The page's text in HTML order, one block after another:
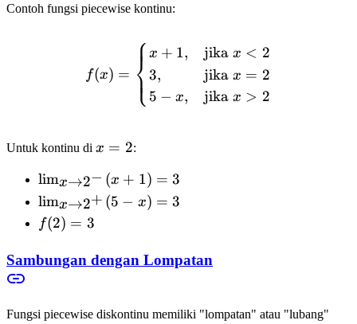
Contoh fungsi piecewise kontinu:
f(x) = \begin{cases} x +
f(x) = ⎩
⎨⎧ x + 1,
3,
5 − x,
jika x < 2
jika x = 2
jika x > 2
Untuk kontinu di x
2
x = 2:
\lim_{x
\to
2^-} (x
+ 1) =
3
limx→2− (x + 1) = 3
\lim_{x
\to
2^+}
(5 - x)
limx→2+ (5 − x) = 3
f(2)
f(2) = 3
Sambungan dengan Lompatan
Fungsi piecewise diskontinu memiliki "lompatan" atau "lubang"